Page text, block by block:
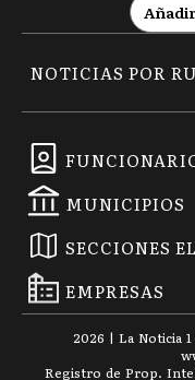
MUNICIPIOS
SECCIONES
EMPRESAS
NOTICIAS POR
2026 | La Noticia 1
Registro de Prop.